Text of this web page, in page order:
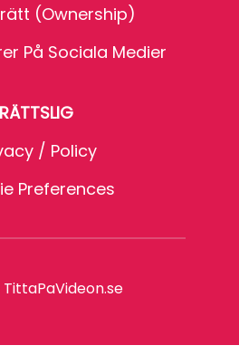
(Ownership)
På Sociala Medier
RÄTTSLIG
/ Policy
Preferences